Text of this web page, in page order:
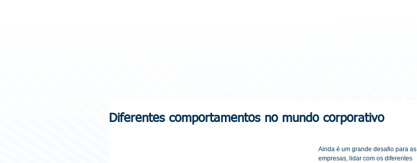
Diferentes comportamentos no mundo corporativo
Ainda é um grande desafio para as
empresas, lidar com os diferentes